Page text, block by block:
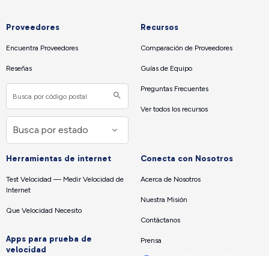
Proveedores
Encuentra Proveedores
Reseñas
Recursos
Comparación de Proveedores
Guías de Equipo
Preguntas Frecuentes
Ver todos los recursos
Herramientas de internet
Test Velocidad — Medir Velocidad de
Internet
Que Velocidad Necesito
Apps para prueba de
velocidad
Conecta con Nosotros
Acerca de Nosotros
Nuestra Misión
Contáctanos
Prensa